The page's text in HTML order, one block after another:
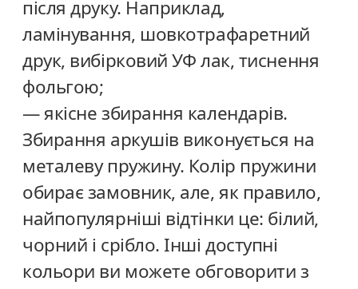
після друку. Наприклад,
ламінування, шовкотрафаретний
друк, вибірковий УФ лак, тиснення
фольгою;
— якісне збирання календарів.
Збирання аркушів виконується на
металеву пружину. Колір пружини
обирає замовник, але, як правило,
найпопулярніші відтінки це: білий,
чорний і срібло. Інші доступні
кольори ви можете обговорити з